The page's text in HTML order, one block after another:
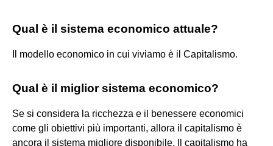
Qual è il sistema economico attuale?
Il modello economico in cui viviamo è il Capitalismo.
Qual è il miglior sistema economico?
Se si considera la ricchezza e il benessere economici
come gli obiettivi più importanti, allora il capitalismo è
ancora il sistema migliore disponibile. Il capitalismo ha